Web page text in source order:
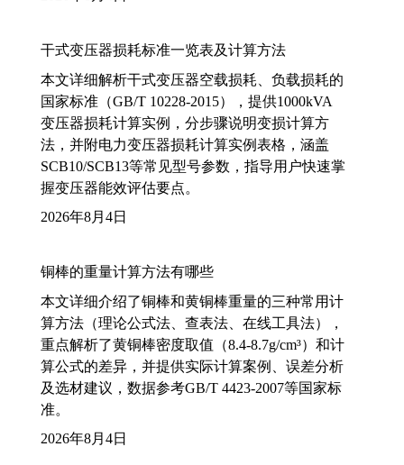
干式变压器损耗标准一览表及计算方法
本文详细解析干式变压器空载损耗、负载损耗的
国家标准（GB/T 10228-2015），提供1000kVA
变压器损耗计算实例，分步骤说明变损计算方
法，并附电力变压器损耗计算实例表格，涵盖
SCB10/SCB13等常见型号参数，指导用户快速掌
握变压器能效评估要点。
2026年8月4日
铜棒的重量计算方法有哪些
本文详细介绍了铜棒和黄铜棒重量的三种常用计
算方法（理论公式法、查表法、在线工具法），
重点解析了黄铜棒密度取值（8.4-8.7g/cm³）和计
算公式的差异，并提供实际计算案例、误差分析
及选材建议，数据参考GB/T 4423-2007等国家标
准。
2026年8月4日